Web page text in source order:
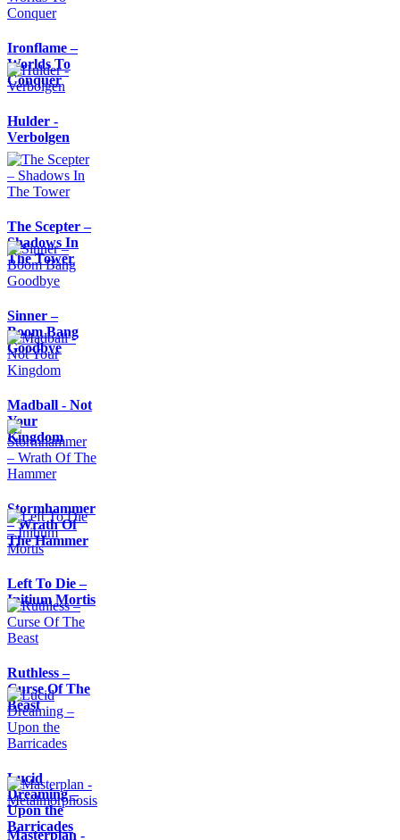
Ironflame –
Worlds To
Conquer
Hulder -
Verbolgen
The Scepter –
Shadows In
The Tower
Sinner –
Boom Bang
Goodbye
Madball - Not
Your
Kingdom
Stormhammer
– Wrath Of
The Hammer
Left To Die –
Initium Mortis
Ruthless –
Curse Of The
Beast
Lucid
Dreaming –
Upon the
Barricades
Masterplan -